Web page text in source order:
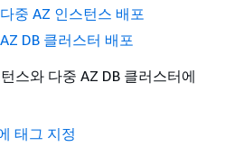
중 AZ 인스턴스 배포
DB 클러스터 배포
스와 다중 AZ DB 클러스터에
태그 지정